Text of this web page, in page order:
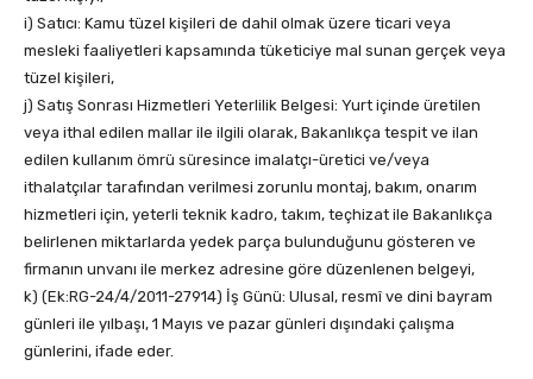
i) Satıcı: Kamu tüzel kişileri de dahil olmak üzere ticari veya
mesleki faaliyetleri kapsamında tüketiciye mal sunan gerçek veya
tüzel kişileri,
j) Satış Sonrası Hizmetleri Yeterlilik Belgesi: Yurt içinde üretilen
veya ithal edilen mallar ile ilgili olarak, Bakanlıkça tespit ve ilan
edilen kullanım ömrü süresince imalatçı-üretici ve/veya
ithalatçılar tarafından verilmesi zorunlu montaj, bakım, onarım
hizmetleri için, yeterli teknik kadro, takım, teçhizat ile Bakanlıkça
belirlenen miktarlarda yedek parça bulunduğunu gösteren ve
firmanın unvanı ile merkez adresine göre düzenlenen belgeyi,
k) (Ek:RG-24/4/2011-27914) İş Günü: Ulusal, resmî ve dini bayram
günleri ile yılbaşı, 1 Mayıs ve pazar günleri dışındaki çalışma
günlerini, ifade eder.